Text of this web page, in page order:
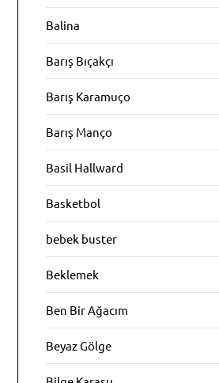
Balina
Barış Bıçakçı
Barış Karamuço
Barış Manço
Basil Hallward
Basketbol
bebek buster
Beklemek
Ben Bir Ağacım
Beyaz Gölge